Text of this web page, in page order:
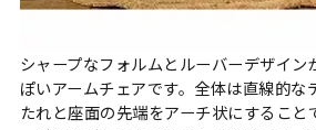
シャープなフォルムとルーバーデザイン
ぽいアームチェアです。全体は直線的な
たれと座面の先端をアーチ状にすること